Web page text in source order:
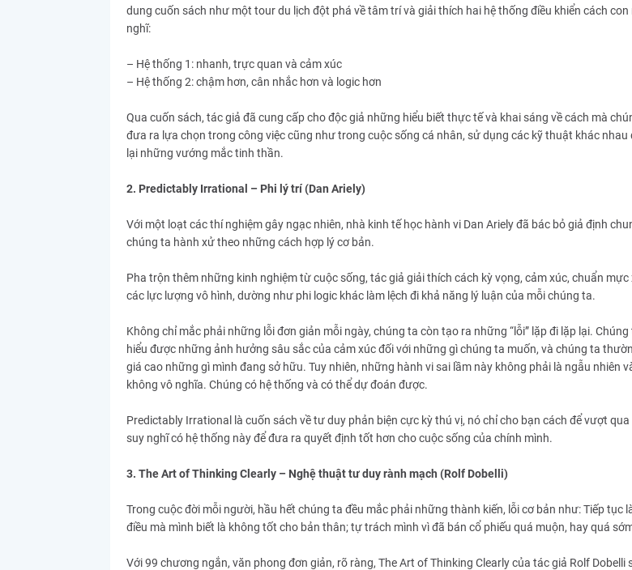
dung cuốn sách như một tour du lịch đột phá về tâm trí và giải thích hai hệ thống điều khiển cách con
nghĩ:
– Hệ thống 1: nhanh, trực quan và cảm xúc
– Hệ thống 2: chậm hơn, cân nhắc hơn và logic hơn
Qua cuốn sách, tác giả đã cung cấp cho độc giả những hiểu biết thực tế và khai sáng về cách mà
đưa ra lựa chọn trong công việc cũng như trong cuộc sống cá nhân, sử dụng các kỹ thuật khác nhau
lại những vướng mắc tinh thần.
2. Predictably Irrational – Phi lý trí (Dan Ariely)
Với một loạt các thí nghiệm gây ngạc nhiên, nhà kinh tế học hành vi Dan Ariely đã bác bỏ giả định
chúng ta hành xử theo những cách hợp lý cơ bản.
Pha trộn thêm những kinh nghiệm từ cuộc sống, tác giả giải thích cách kỳ vọng, cảm xúc, chuẩn mực
các lực lượng vô hình, dường như phi logic khác làm lệch đi khả năng lý luận của mỗi chúng ta.
Không chỉ mắc phải những lỗi đơn giản mỗi ngày, chúng ta còn tạo ra những “lỗi” lặp đi lặp lại.
hiểu được những ảnh hưởng sâu sắc của cảm xúc đối với những gì chúng ta muốn, và chúng ta
giá cao những gì mình đang sở hữu. Tuy nhiên, những hành vi sai lầm này không phải là ngẫu nhiên
không vô nghĩa. Chúng có hệ thống và có thể dự đoán được.
Predictably Irrational là cuốn sách về tư duy phản biện cực kỳ thú vị, nó chỉ cho bạn cách để vượt
suy nghĩ có hệ thống này để đưa ra quyết định tốt hơn cho cuộc sống của chính mình.
3. The Art of Thinking Clearly – Nghệ thuật tư duy rành mạch (Rolf Dobelli)
Trong cuộc đời mỗi người, hầu hết chúng ta đều mắc phải những thành kiến, lỗi cơ bản như: Tiếp tục
điều mà mình biết là không tốt cho bản thân; tự trách mình vì đã bán cổ phiếu quá muộn, hay quá
Với 99 chương ngắn, văn phong đơn giản, rõ ràng, The Art of Thinking Clearly của tác giả Rolf Dobelli